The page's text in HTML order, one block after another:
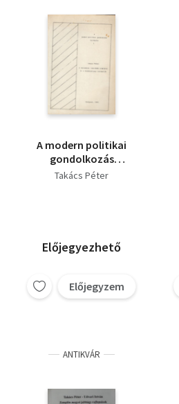
A modern politikai
gondolkozás
története I. Takács
Takács Péter
Előjegyezhető
Előjegyzem
ANTIKVÁR